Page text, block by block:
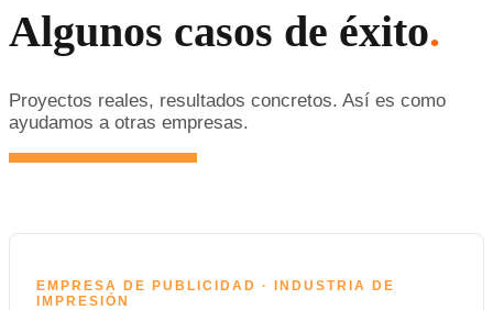
Algunos casos de éxito.
Proyectos reales, resultados concretos. Así es como
ayudamos a otras empresas.
EMPRESA DE PUBLICIDAD · INDUSTRIA DE
IMPRESIÓN